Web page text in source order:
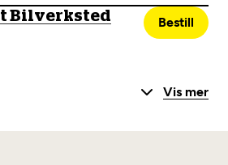
Bilverksted
Bestill
Vis mer